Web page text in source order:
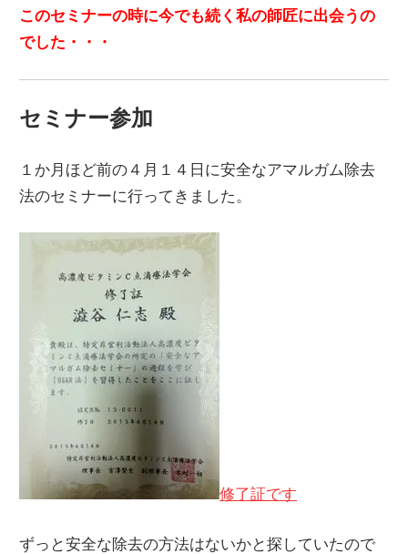
このセミナーの時に今でも続く私の師匠に出会うの
でした・・・
セミナー参加
１か月ほど前の４月１４日に安全なアマルガム除去
法のセミナーに行ってきました。
修了証です
ずっと安全な除去の方法はないかと探していたので